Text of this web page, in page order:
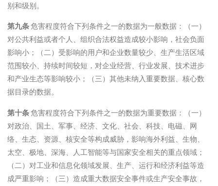
别和级别。
第九条危害程度符合下列条件之一的数据为一般数据：（一）
对公共利益或者个人、组织合法权益造成较小影响，社会负面
影响小；（二）受影响的用户和企业数量较少、生产生活区域
范围较小、持续时间较短，对企业经营、行业发展、技术进步
和产业生态等影响较小；（三）其他未纳入重要数据、核心数
据目录的数据。
第十条危害程度符合下列条件之一的数据为重要数据：（一）
对政治、国土、军事、经济、文化、社会、科技、电磁、网
络、生态、资源、核安全等构成威胁，影响海外利益、生物、
太空、极地、深海、人工智能等与国家安全相关的重点领域；
（二）对工业和信息化领域发展、生产、运行和经济利益等造
成严重影响；（三）造成重大数据安全事件或生产安全事故，